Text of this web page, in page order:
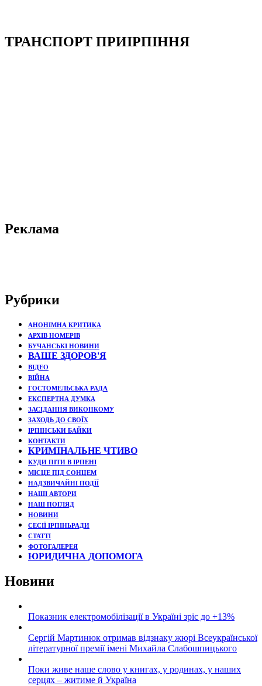
ТРАНСПОРТ ПРИІРПІННЯ
Реклама
Рубрики
АНОНІМНА КРИТИКА
АРХІВ НОМЕРІВ
БУЧАНСЬКІ НОВИНИ
ВАШЕ ЗДОРОВ'Я
ВІДЕО
ВІЙНА
ГОСТОМЕЛЬСЬКА РАДА
ЕКСПЕРТНА ДУМКА
ЗАСІДАННЯ ВИКОНКОМУ
ЗАХОДЬ ДО СВОЇХ
ІРПІНСЬКИ БАЙКИ
КОНТАКТИ
КРИМІНАЛЬНЕ ЧТИВО
КУДИ ПІТИ В ІРПЕНІ
МІСЦЕ ПІД СОНЦЕМ
НАДЗВИЧАЙНІ ПОДЇЇ
НАШІ АВТОРИ
НАШ ПОГЛЯД
НОВИНИ
СЕСІЇ ІРПІНЬРАДИ
СТАТТІ
ФОТОГАЛЕРЕЯ
ЮРИДИЧНА ДОПОМОГА
Новини
Показник електромобілізації в Україні зріс до +13%
Сергій Мартинюк отримав відзнаку жюрі Всеукраїнської
літературної премії імені Михайла Слабошпицького
Поки живе наше слово у книгах, у родинах, у наших
серцях – житиме й Україна